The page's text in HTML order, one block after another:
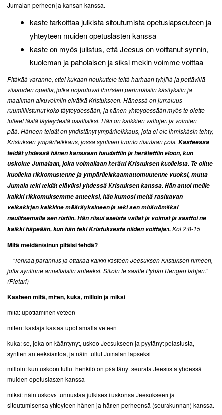
Jumalan perheen ja kansan kanssa.
kaste tarkoittaa julkista sitoutumista opetuslapseuteen ja
yhteyteen muiden opetuslasten kanssa
kaste on myös julistus, että Jeesus on voittanut synnin,
kuoleman ja paholaisen ja siksi mekin voimme voittaa
Pitäkää varanne, ettei kukaan houkuttele teitä harhaan tyhjillä ja pettävillä
viisauden opeilla, jotka nojautuvat ihmisten perinnäisiin käsityksiin ja
maailman alkuvoimiin eivätkä Kristukseen. Hänessä on jumaluus
ruumiillistunut koko täyteydessään, ja hänen yhteydessään myös te olette
tulleet tästä täyteydestä osallisiksi. Hän on kaikkien valtojen ja voimien
pää. Häneen teidät on yhdistänyt ympärileikkaus, jota ei ole ihmiskäsin tehty,
Kristuksen ympärileikkaus, jossa syntinen luonto riisutaan pois. Kasteessa
teidät yhdessä hänen kanssaan haudattiin ja herätettiin eloon, kun
uskoitte Jumalaan, joka voimallaan herätti Kristuksen kuolleista. Te olitte
kuolleita rikkomustenne ja ympärileikkaamattomuutenne vuoksi, mutta
Jumala teki teidät eläviksi yhdessä Kristuksen kanssa. Hän antoi meille
kaikki rikkomuksemme anteeksi, hän kumosi meitä rasittavan
velkakirjan kaikkine määräyksineen ja teki sen mitättömäksi
naulitsemalla sen ristiin. Hän riisui aseista vallat ja voimat ja saattoi ne
kaikki häpeään, kun hän teki Kristuksesta niiden voittajan.Kol 2:8-15
Mitä meidän/sinun pitäisi tehdä?
– “Tehkää parannus ja ottakaa kaikki kasteen Jeesuksen Kristuksen nimeen,
jotta syntinne annettaisiin anteeksi. Silloin te saatte Pyhän Hengen lahjan.”
(Pietari)
Kasteen mitä, miten, kuka, milloin ja miksi
mitä: upottaminen veteen
miten: kastaja kastaa upottamalla veteen
kuka: se, joka on kääntynyt, uskoo Jeesukseen ja pyytänyt pelastusta,
syntien anteeksiantoa, ja näin tullut Jumalan lapseksi
milloin: kun uskoon tullut henkilö on päättänyt seurata Jeesusta yhdessä
muiden opetuslasten kanssa
miksi: näin uskova tunnustaa julkisesti uskonsa Jeesukseen ja
sitoutumisensa yhteyteen hänen ja hänen perheensä (seurakunnan) kanssa.